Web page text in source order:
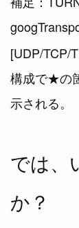
[UDP/TCP/
構成で★の
示される。
では、
か？